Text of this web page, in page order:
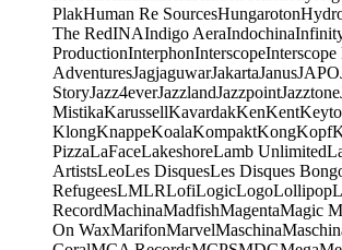
PlakHuman Re SourcesHungaroton
The RedINAIndigo AeraIndochina
ProductionInterphonInterscopeInterscope
AdventuresJagjaguwarJakartaJanusJAPO
StoryJazz4everJazzlandJazzpointJazztone
MistikaKarussellKavardakKenKent
KlongKnappeKoalaKompaktKongKopf
PizzaLaFaceLakeshoreLamb Unlimited
ArtistsLeoLes DisquesLes Disques
RefugeesLMLRLofiLogicLogoLollipop
RecordMachinaMadfishMagentaMagic
On WaxMarifonMarvelMaschina